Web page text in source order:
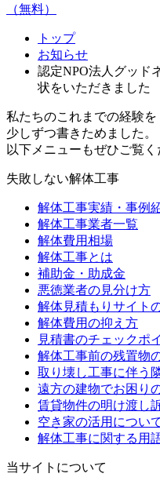
（無料）
トップ
お知らせ
認定NPO法人グッド
状をいただきました
私たちのこれまでの経験を
少しずつ書きためました。
以下メニューもぜひご覧く
失敗しない解体工事
解体工事実績・事例
解体工事業者一覧
解体費用相場
解体工事とは
補助金・助成金
悪徳業者の見分け方
解体見積もりサイト
解体費用の抑え方
見積書のチェックポ
解体工事前の残置物
取り壊し工事に伴う
遠方の建物でお困り
賃貸物件の明け渡し
空き家の活用につい
解体工事に関する用
当サイトについて